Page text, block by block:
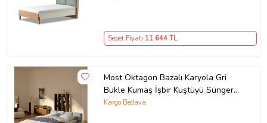
Sepet Fiyatı 11.644TL
Most Oktagon Bazalı Karyola Gri
Bukle Kumaş İşbir Kuştüyü Sünger
180x200 Yatak İçin(Kurulum Dahil)
Kargo Bedava